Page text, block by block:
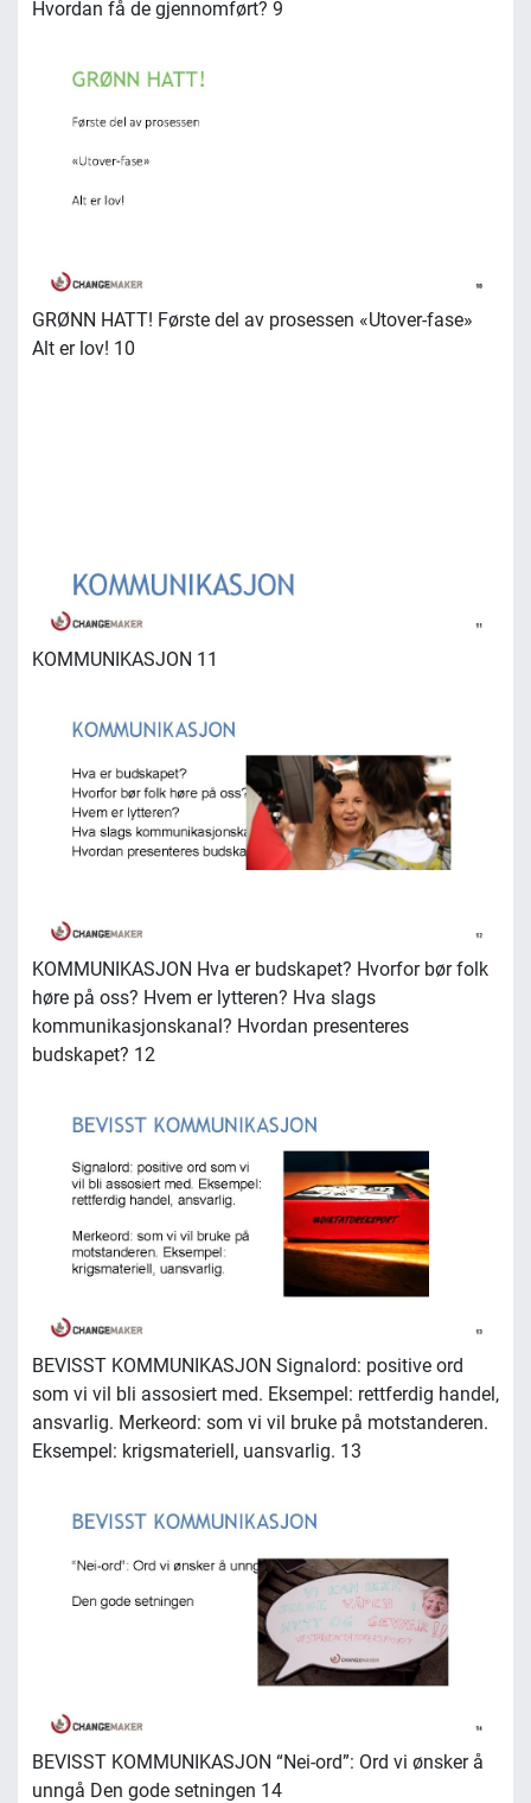
Hvordan få de gjennomført? 9
GRØNN HATT! Første del av prosessen «Utover-fase»
Alt er lov! 10
KOMMUNIKASJON 11
KOMMUNIKASJON Hva er budskapet? Hvorfor bør folk
høre på oss? Hvem er lytteren? Hva slags
kommunikasjonskanal? Hvordan presenteres
budskapet? 12
BEVISST KOMMUNIKASJON Signalord: positive ord
som vi vil bli assosiert med. Eksempel: rettferdig handel,
ansvarlig. Merkeord: som vi vil bruke på motstanderen.
Eksempel: krigsmateriell, uansvarlig. 13
BEVISST KOMMUNIKASJON “Nei-ord”: Ord vi ønsker å
unngå Den gode setningen 14